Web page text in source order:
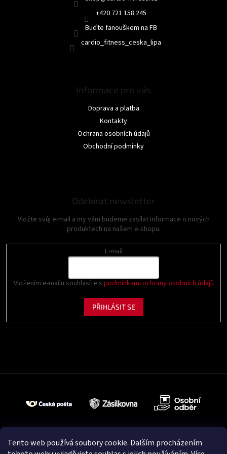
Tento web používá soubory cookie. Dalším procházením
+420 721 158 245
Buďte fanouškem na FB
cardio_fitness_ceska_lipa
Informace pro vás
Doprava a platba
Kontakty
Ochrana osobních údajů
Obchodní podmínky
Odebírat newsletter
Vložte svůj e-mail a my vám budeme zasílat informace o nových
produktech na našem e-shopu.
E-mail
Vložením e-mailu souhlasíte s podmínkami ochrany osobních údajů
PŘIHLÁSIT SE